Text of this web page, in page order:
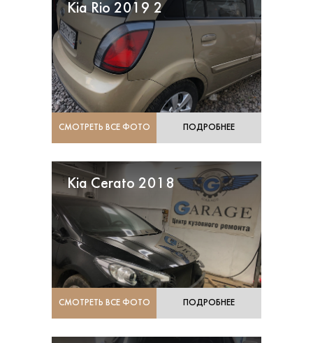
Kia Rio 2019 2
СМОТРЕТЬ ВСЕ ФОТО ПОДРОБНЕЕ
Kia Cerato 2018
СМОТРЕТЬ ВСЕ ФОТО ПОДРОБНЕЕ